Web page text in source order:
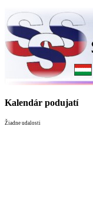
Kalendár podujatí
Žiadne udalosti